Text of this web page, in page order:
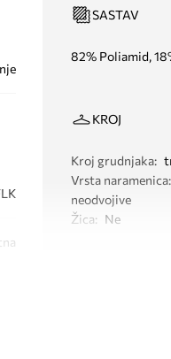
SASTAV
82% Poliamid,
KROJ
Kroj grudnjaka:
Vrsta naramenica:
neodvojive
Žica: Ne